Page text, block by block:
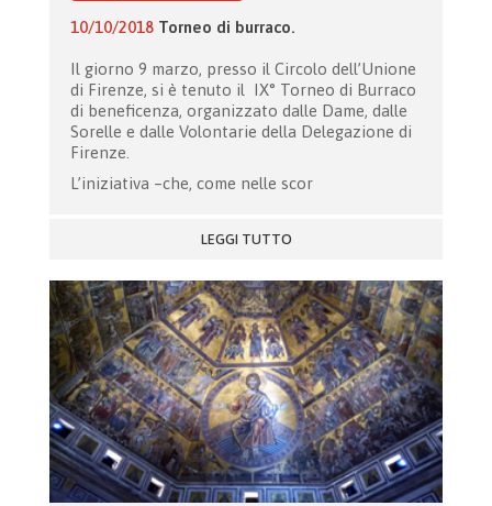
10/10/2018 Torneo di burraco.
Il giorno 9 marzo, presso il Circolo dell’Unione
di Firenze, si è tenuto il IX° Torneo di Burraco
di beneficenza, organizzato dalle Dame, dalle
Sorelle e dalle Volontarie della Delegazione di
Firenze.
L’iniziativa –che, come nelle scor
LEGGI TUTTO